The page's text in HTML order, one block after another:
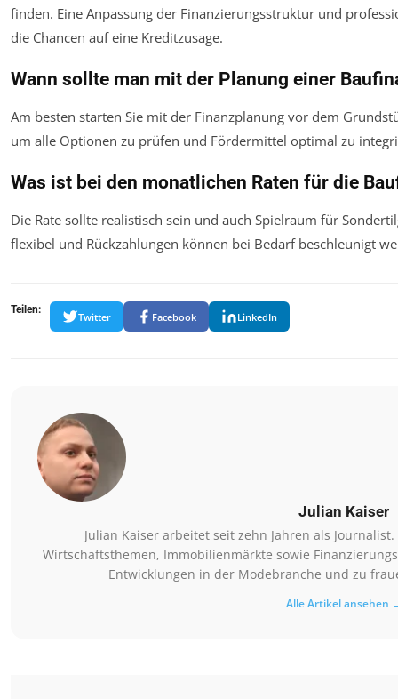
finden. Eine Anpassung der Finanzierungsstruktur und
die Chancen auf eine Kreditzusage.
Wann sollte man mit der Planung einer
Am besten starten Sie mit der Finanzplanung vor dem
um alle Optionen zu prüfen und Fördermittel optimal zu
Was ist bei den monatlichen Raten für die
Die Rate sollte realistisch sein und auch Spielraum für
flexibel und Rückzahlungen können bei Bedarf beschleunigt
Teilen:
Twitter Facebook LinkedIn
Julian Kaiser
Julian Kaiser arbeitet seit zehn Jahren als
Wirtschaftsthemen, Immobilienmärkte sowie
Entwicklungen in der Modebranche und zu
Alle Artikel ansehen